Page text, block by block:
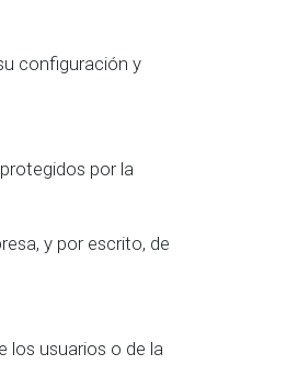
configuración y
por la
y por escrito, de
los usuarios o de la